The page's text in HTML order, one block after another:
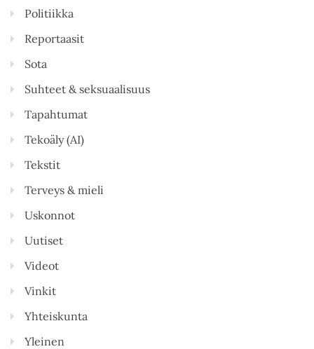
Politiikka
Reportaasit
Sota
Suhteet & seksuaalisuus
Tapahtumat
Tekoäly (AI)
Tekstit
Terveys & mieli
Uskonnot
Uutiset
Videot
Vinkit
Yhteiskunta
Yleinen